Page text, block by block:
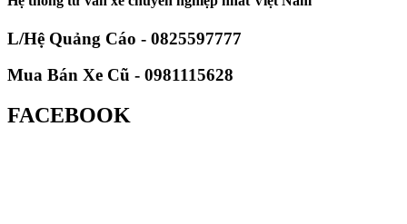
L/Hệ Quảng Cáo - 0825597777
Mua Bán Xe Cũ - 0981115628
FACEBOOK